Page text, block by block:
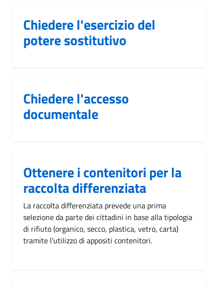
Chiedere l'esercizio del
potere sostitutivo
Chiedere l'accesso
documentale
Ottenere i contenitori per la
raccolta differenziata
La raccolta differenziata prevede una prima
selezione da parte dei cittadini in base alla tipologia
di rifiuto (organico, secco, plastica, vetro, carta)
tramite l’utilizzo di appositi contenitori.